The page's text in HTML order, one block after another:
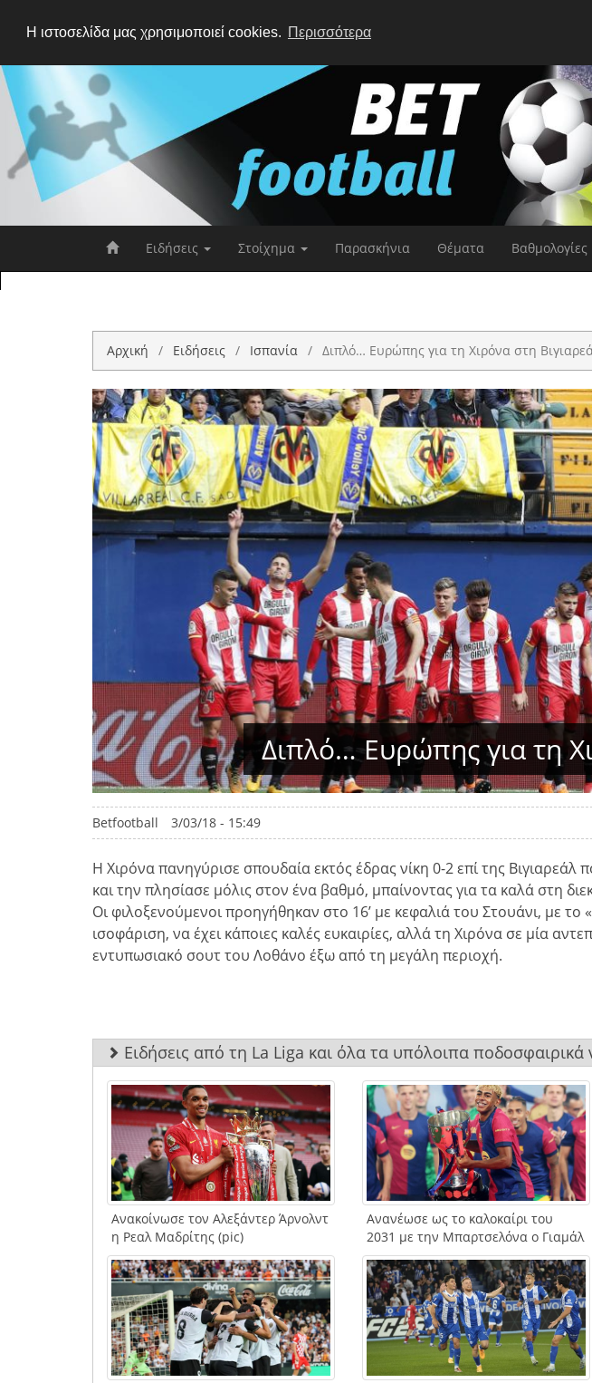
Η ιστοσελίδα μας χρησιμοποιεί cookies. Περισσότερα
Ειδήσεις Στοίχημα Παρασκήνια Θέματα Βαθμολογίες
Αρχική Ειδήσεις Ισπανία Διπλό… Ευρώπης για τη Χιρόνα στη
Διπλό… Ευρώπης για τη
Betfootball 3/03/18 - 15:49
Η Χιρόνα πανηγύρισε σπουδαία εκτός έδρας νίκη 0-2 επί της Βιγιαρεάλ
και την πλησίασε μόλις στον ένα βαθμό, μπαίνοντας για τα καλά στη
Οι φιλοξενούμενοι προηγήθηκαν στο 16’ με κεφαλιά του Στουάνι, με το
ισοφάριση, να έχει κάποιες καλές ευκαιρίες, αλλά τη Χιρόνα σε μία
εντυπωσιακό σουτ του Λοθάνο έξω από τη μεγάλη περιοχή.
Ειδήσεις από τη La Liga και όλα τα υπόλοιπα ποδοσφαιρικά
Ανακοίνωσε τον Αλεξάντερ Άρνολντ
η Ρεαλ Μαδρίτης (pic)
Ανανέωσε ως το καλοκαίρι του
2031 με την Μπαρτσελόνα ο Γιαμάλ